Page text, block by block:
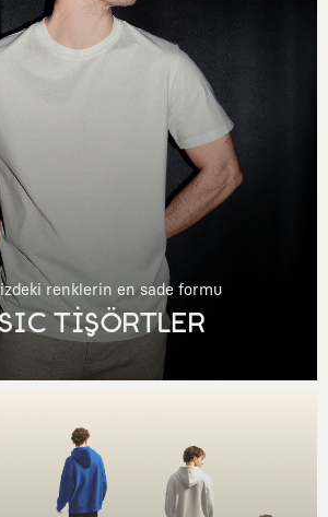
renklerin en sade formu
TİŞÖRTLER